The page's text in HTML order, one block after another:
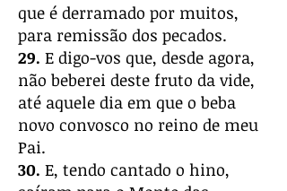
que é derramado por muitos,
para remissão dos pecados.
29. E digo-vos que, desde agora,
não beberei deste fruto da vide,
até aquele dia em que o beba
novo convosco no reino de meu
Pai.
30. E, tendo cantado o hino,